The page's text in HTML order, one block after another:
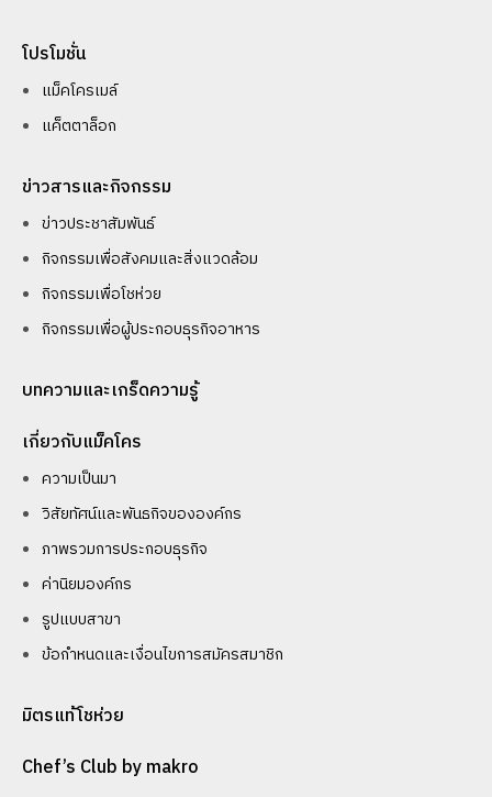
โปรโมชั่น
แม็คโครเมล์
แค็ตตาล็อก
ข่าวสารและกิจกรรม
ข่าวประชาสัมพันธ์
กิจกรรมเพื่อสังคมและสิ่งแวดล้อม
กิจกรรมเพื่อโชห่วย
กิจกรรมเพื่อผู้ประกอบธุรกิจอาหาร
บทความและเกร็ดความรู้
เกี่ยวกับแม็คโคร
ความเป็นมา
วิสัยทัศน์และพันธกิจขององค์กร
ภาพรวมการประกอบธุรกิจ
ค่านิยมองค์กร
รูปแบบสาขา
ข้อกำหนดและเงื่อนไขการสมัครสมาชิก
มิตรแท้โชห่วย
Chef’s Club by makro